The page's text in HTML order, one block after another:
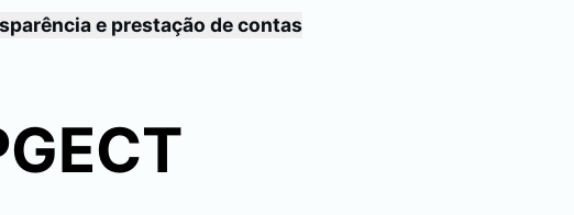
e prestação de contas